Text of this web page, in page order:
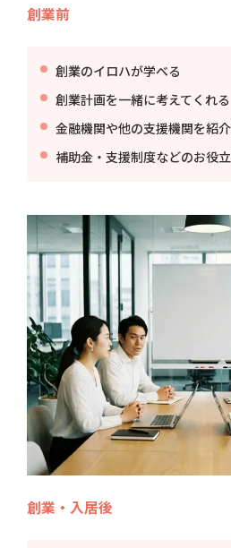
創業前
創業のイロハが学べる
創業計画を一緒に考えてくれる
金融機関や他の支援機関を紹
補助金・支援制度などのお役
創業・入居後